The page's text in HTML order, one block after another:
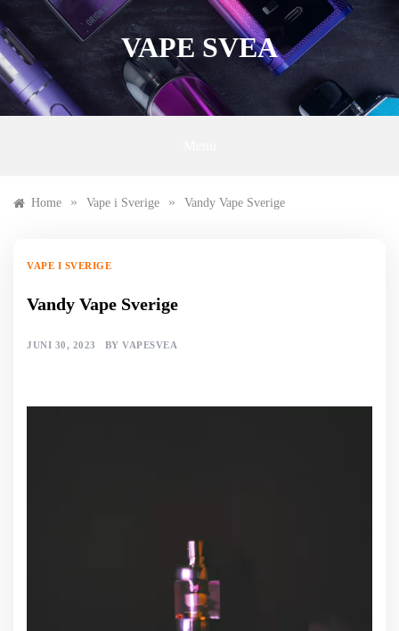
to
content
VAPE SVEA
Home » Vape i Sverige » Vandy Vape Sverige
VAPE I SVERIGE
Vandy Vape Sverige
JUNI 30, 2023 BY VAPESVEA